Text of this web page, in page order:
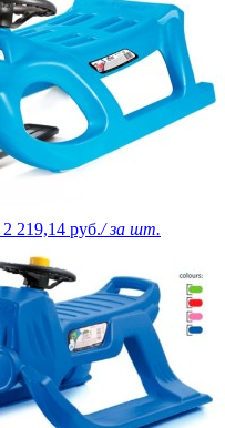
2 219,14 руб./ за шт.